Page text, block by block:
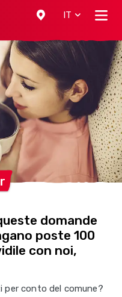
IT
domande
poste 100
con noi,
per conto del comune?